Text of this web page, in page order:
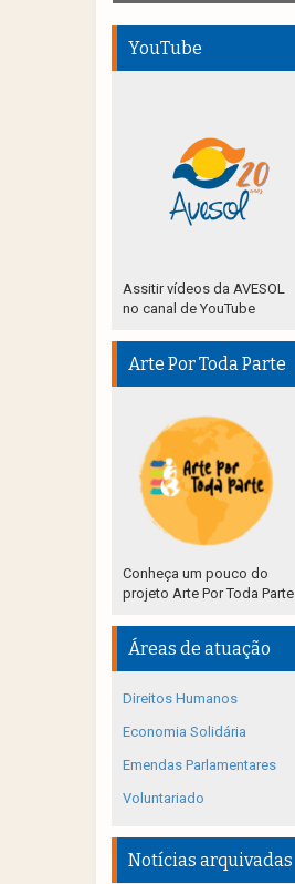
YouTube
Assitir vídeos da AVESOL
no canal de YouTube
Arte Por Toda Parte
Conheça um pouco do
projeto Arte Por Toda Parte
Áreas de atuação
Direitos Humanos
Economia Solidária
Emendas Parlamentares
Voluntariado
Notícias arquivadas